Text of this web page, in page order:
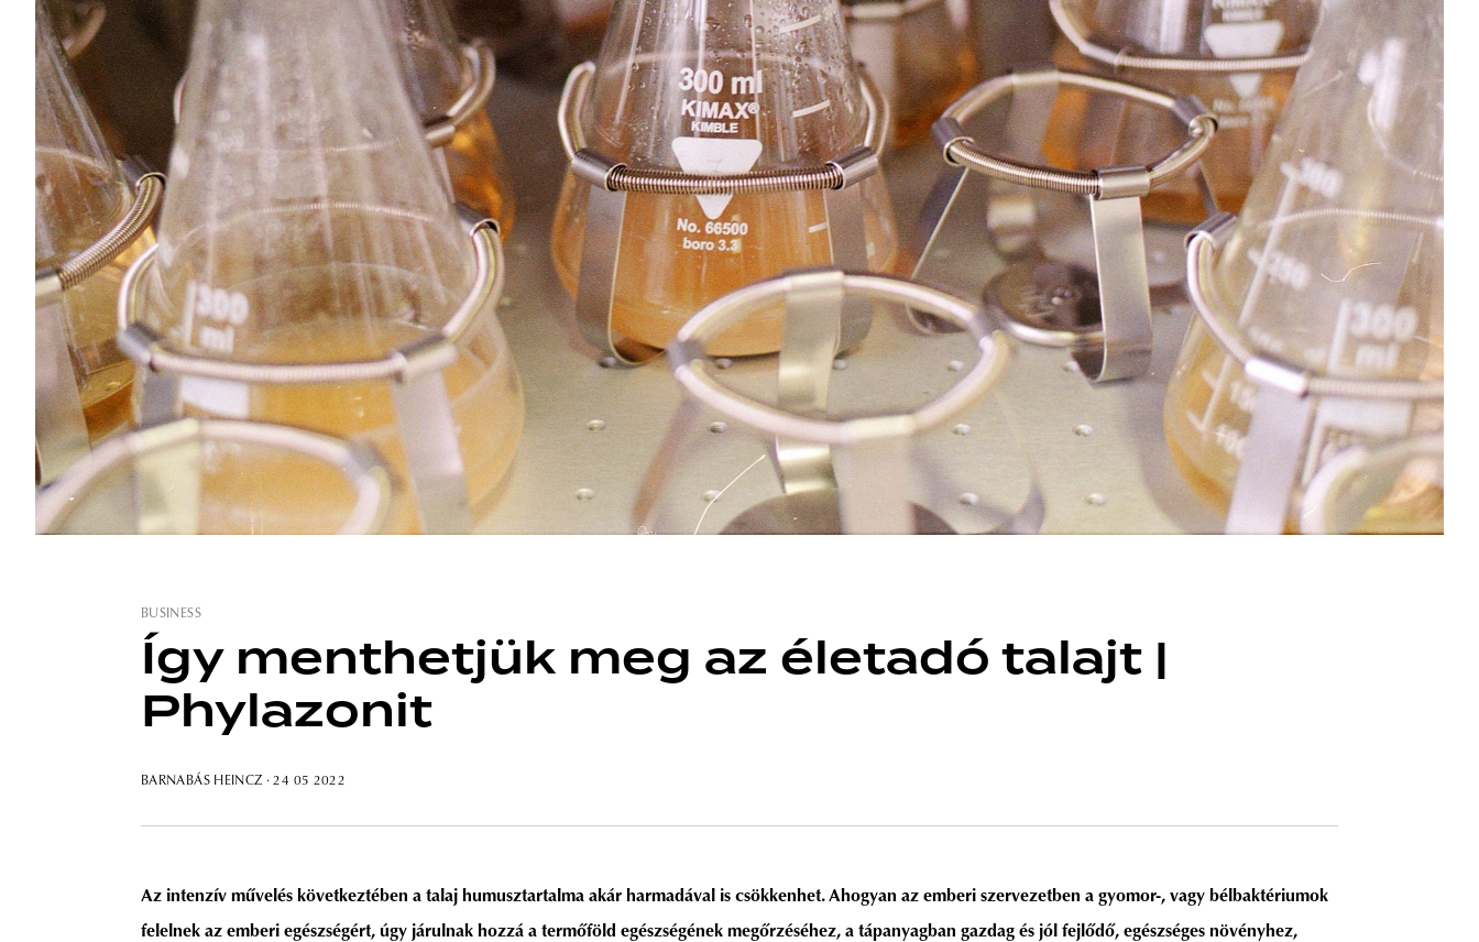
BUSINESS
Így menthetjük meg az életadó talajt |
Phylazonit
BARNABÁS HEINCZ · 24 05 2022
Az intenzív művelés következtében a talaj humusztartalma akár harmadával is csökkenhet. Ahogyan az emberi szervezetben a gyomor-, vagy bélbaktériumok
felelnek az emberi egészségért, úgy járulnak hozzá a termőföld egészségének megőrzéséhez, a tápanyagban gazdag és jól fejlődő, egészséges növényhez,